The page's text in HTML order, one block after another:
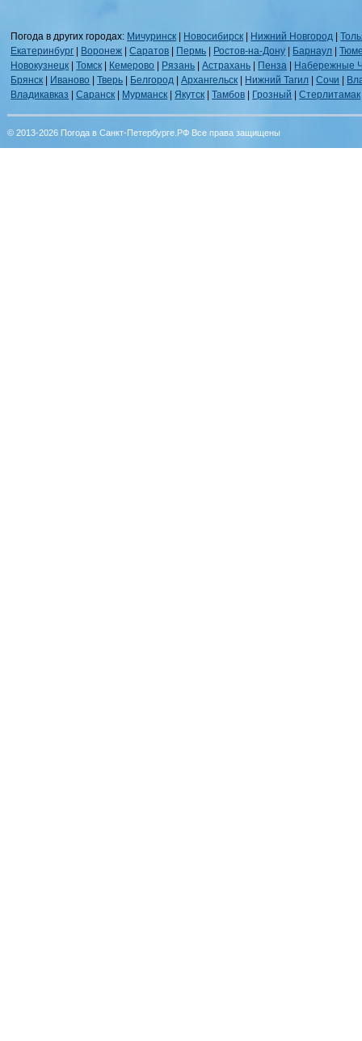
Погода в других городах: Мичуринск | Новосибирск | Нижний Новгород |
Екатеринбург | Воронеж |Саратов | Пермь | Ростов-на-Дону | Барнаул |
Новокузнецк |Томск | Кемерово | Рязань |Астрахань | Пенза | Набережные
Брянск | Иваново |Тверь | Белгород |Архангельск | Нижний Тагил |Сочи |
Владикавказ |Саранск | Мурманск | Якутск |Тамбов | Грозный |Стерлитамак
© 2013-2026 Погода в Санкт-Петербурге.РФ Все права защищены